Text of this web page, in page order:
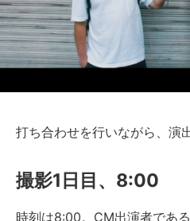
打ち合わせを行いながら、演
撮影1日目、8:00
時刻は8:00。CM出演者であ